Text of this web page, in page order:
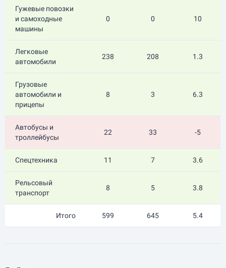
Гужевые повозки
и самоходные
машины
0 0 10
Легковые
автомобили
238 208 1.3
Грузовые
автомобили и
прицепы
8 3 6.3
Автобусы и
троллейбусы
22 33 -5
Спецтехника 11 7 3.6
Рельсовый
транспорт
8 5 3.8
Итого 599 645 5.4